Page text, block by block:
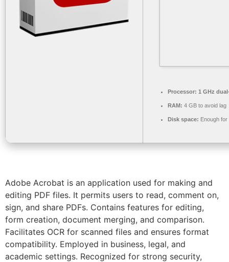
Processor: 1 GHz
RAM: 4 GB to avoid lag
Disk space: Enough for
Adobe Acrobat is an application used for making and
editing PDF files. It permits users to read, comment on,
sign, and share PDFs. Contains features for editing,
form creation, document merging, and comparison.
Facilitates OCR for scanned files and ensures format
compatibility. Employed in business, legal, and
academic settings. Recognized for strong security,